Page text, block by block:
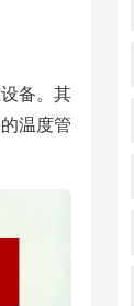
备。其
温度管